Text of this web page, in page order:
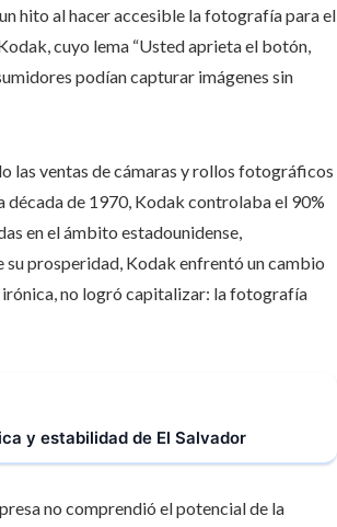
hito al hacer accesible la fotografía para el
cuyo lema “Usted aprieta el botón,
podían capturar imágenes sin
las ventas de cámaras y rollos fotográficos
década de 1970, Kodak controlaba el 90%
en el ámbito estadounidense,
prosperidad, Kodak enfrentó un cambio
irónica, no logró capitalizar: la fotografía
y estabilidad de El Salvador
no comprendió el potencial de la